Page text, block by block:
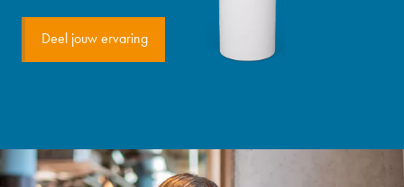
Deel jouw ervaring